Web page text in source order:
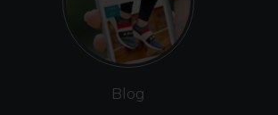
Blog